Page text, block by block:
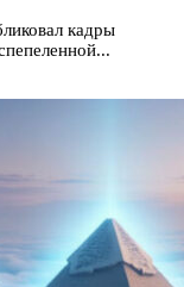
кадры